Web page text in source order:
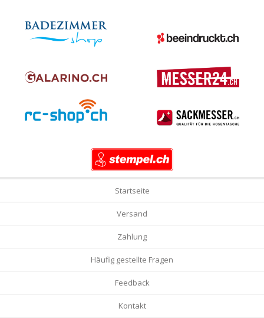
Startseite
Versand
Zahlung
Häufig gestellte Fragen
Feedback
Kontakt